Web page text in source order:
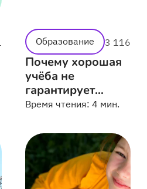
Образование 3 116
Почему хорошая
учёба не
гарантирует
высокой
Время чтения: 4 мин.